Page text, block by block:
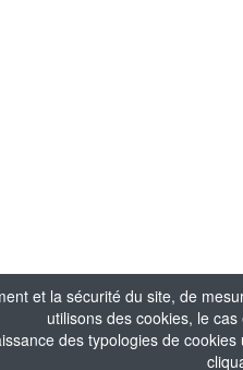
et la sécurité du site, de
utilisons des cookies, le
des typologies de